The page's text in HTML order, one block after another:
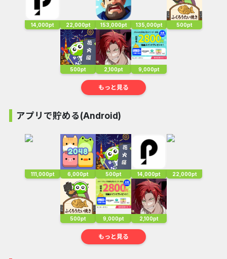
14,000pt 22,000pt 153,000pt 135,000pt 500pt
500pt 2,100pt 9,000pt
もっと見る
アプリで貯める(Android)
111,000pt 6,000pt 500pt 14,000pt 22,000pt
500pt 9,000pt 2,100pt
もっと見る